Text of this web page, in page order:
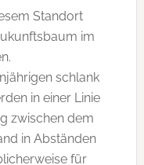
Standort
im
schlank
in einer Linie
zwischen dem
in Abständen
für